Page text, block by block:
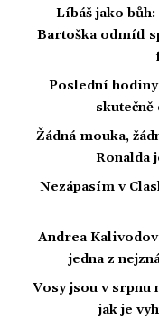
Líbáš jako
Bartoška odmítl
Poslední
skutečně
Žádná mouka,
Ronalda
Nezápasím v
Andrea
jedna z
Vosy jsou v srpnu
jak je